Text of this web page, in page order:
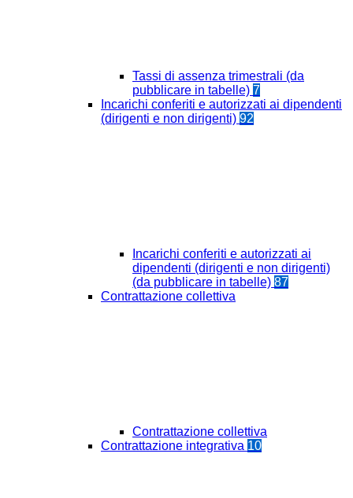
Tassi di assenza trimestrali (da
pubblicare in tabelle) 7
Incarichi conferiti e autorizzati ai dipendenti
(dirigenti e non dirigenti) 92
Incarichi conferiti e autorizzati ai
dipendenti (dirigenti e non dirigenti)
(da pubblicare in tabelle) 87
Contrattazione collettiva
Contrattazione collettiva
Contrattazione integrativa 10